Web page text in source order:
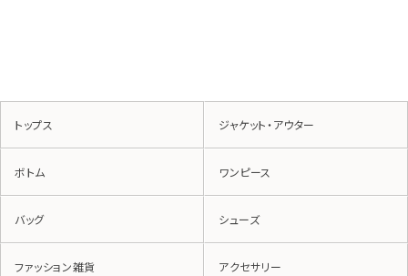
トップス ジャケット・アウター
ボトム ワンピース
バッグ シューズ
ファッション雑貨 アクセサリー